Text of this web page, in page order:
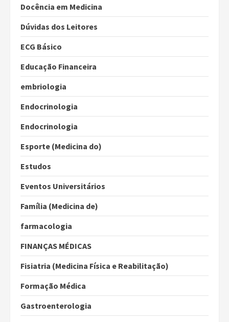
Docência em Medicina
Dúvidas dos Leitores
ECG Básico
Educação Financeira
embriologia
Endocrinologia
Endocrinologia
Esporte (Medicina do)
Estudos
Eventos Universitários
Família (Medicina de)
farmacologia
FINANÇAS MÉDICAS
Fisiatria (Medicina Física e Reabilitação)
Formação Médica
Gastroenterologia